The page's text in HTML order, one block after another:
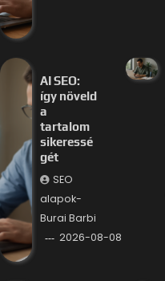
AI SEO:
így növeld
a
tartalom
sikeressé
gét
SEO
alapok-
Burai Barbi
2026-08-08